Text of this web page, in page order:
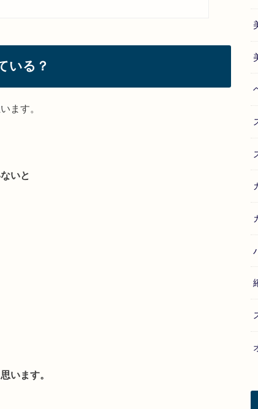
いる？
ます。
いと
います。